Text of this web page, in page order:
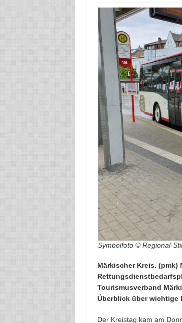
Symbolfoto © Regional-
Märkischer Kreis.
Tourismusverband
Überblick über wichtige
Der Kreistag kam am